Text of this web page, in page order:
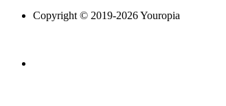
Copyright © 2019-2026 Youropia